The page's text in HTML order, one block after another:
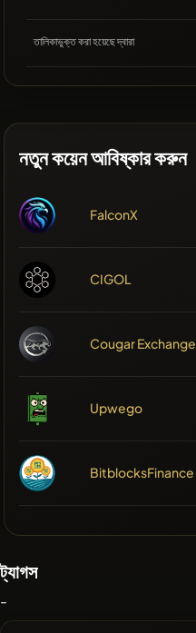
তালিকাভুক্ত করা হয়েছে দ্বারা
নতুন কয়েন আবিষ্কার করুন
FalconX
CIGOL
Cougar Exchange
Upwego
BitblocksFinance
ট্যাগস
-